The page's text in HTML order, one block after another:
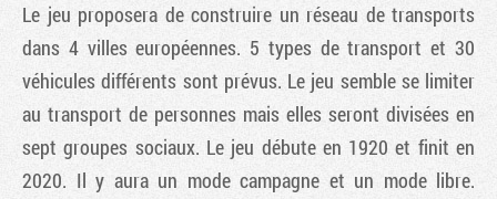
Le jeu proposera de construire un réseau de transports
dans 4 villes européennes. 5 types de transport et 30
véhicules différents sont prévus. Le jeu semble se limiter
au transport de personnes mais elles seront divisées en
sept groupes sociaux. Le jeu débute en 1920 et finit en
2020. Il y aura un mode campagne et un mode libre.